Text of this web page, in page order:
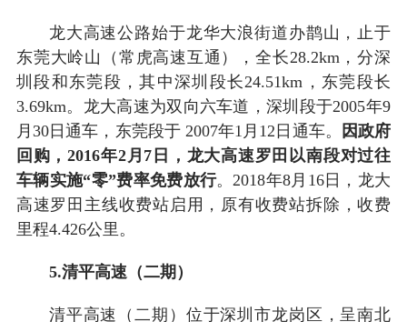
龙大高速公路始于龙华大浪街道办鹊山，止于
东莞大岭山（常虎高速互通），全长28.2km，分深
圳段和东莞段，其中深圳段长24.51km，东莞段长
3.69km。龙大高速为双向六车道，深圳段于2005年9
月30日通车，东莞段于 2007年1月12日通车。
因政府
回购，2016年2月7日，龙大高速罗田以南段对过往
车辆实施“零”费率免费放行。2018年8月16日，龙大
高速罗田主线收费站启用，原有收费站拆除，收费
里程4.426公里。
5.清平高速（二期）
清平高速（二期）位于深圳市龙岗区，呈南北